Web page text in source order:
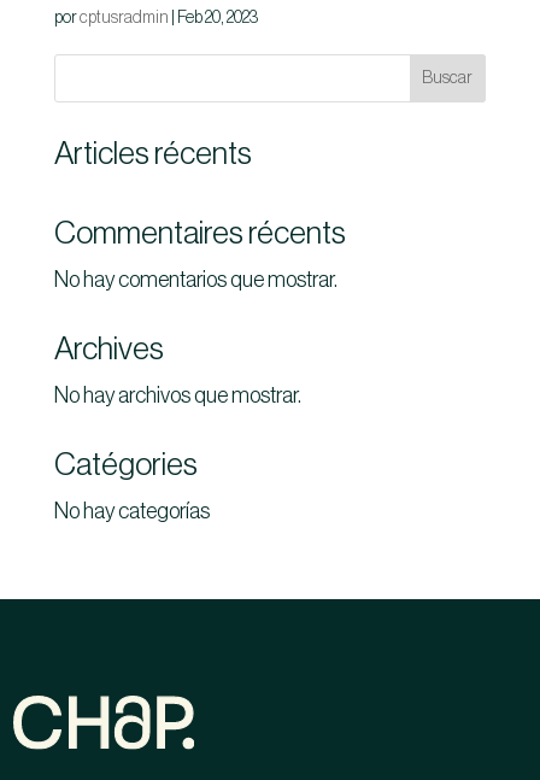
porcptusradmin Feb 20, 2023
Buscar
Articles récents
Commentaires récents
No hay comentarios que mostrar.
Archives
No hay archivos que mostrar.
Catégories
No hay categorías